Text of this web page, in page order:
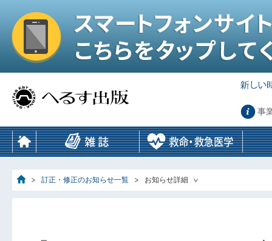
事
訂正・修正のお知らせ一覧 お知らせ詳細